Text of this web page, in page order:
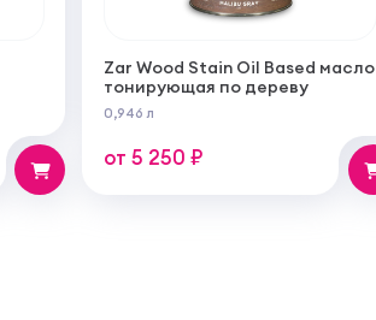
Zar Wood Stain Oil Based масло
тонирующая по дереву
0,946 л
от 5 250 ₽